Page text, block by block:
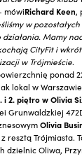
mówiRichard Keen,
w
Mamy
CityFit i
w Trójmieście.
ponad
lokal w
i 2. piętro w Olivia
Grunwaldzkiej
Olivia
resztą Trójmiasta.
dzielnic Oliwa,